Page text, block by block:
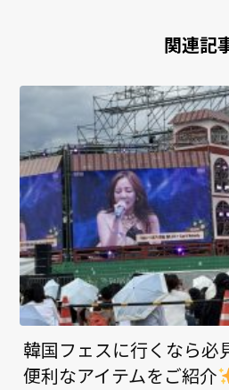
関連記
韓国フェスに行くなら必
便利なアイテムをご紹介